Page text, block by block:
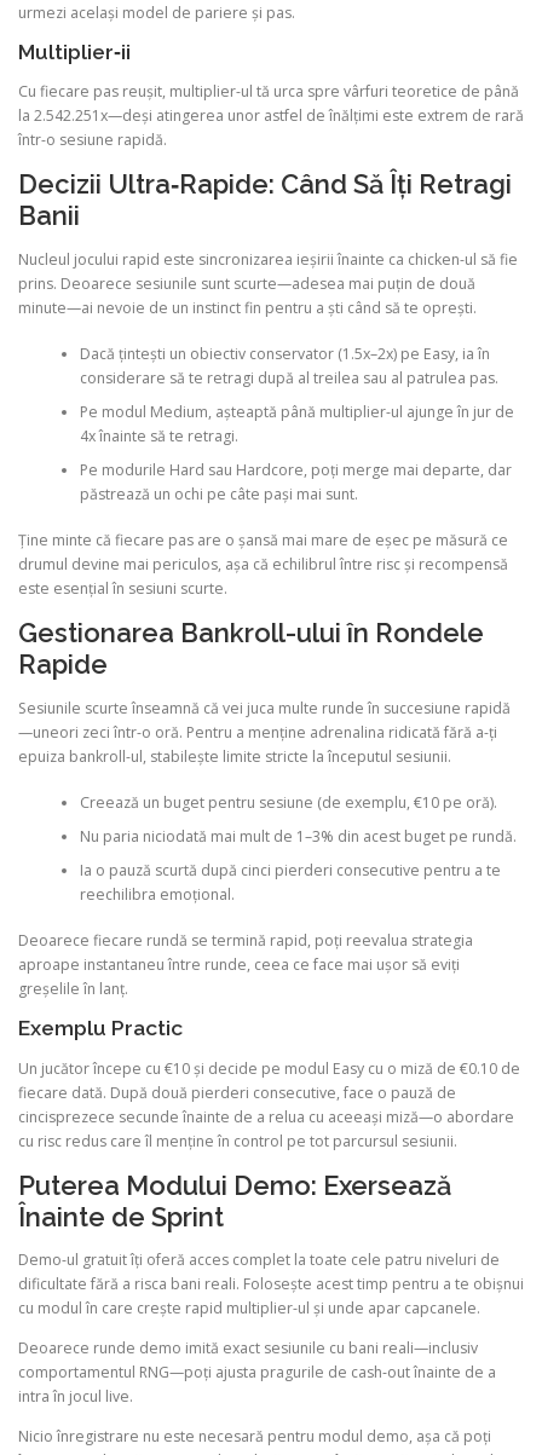
urmezi același model de pariere și pas.
Multiplier‑ii
Cu fiecare pas reușit, multiplier-ul tă urca spre vârfuri teoretice de până
la 2.542.251x—deși atingerea unor astfel de înălțimi este extrem de rară
într-o sesiune rapidă.
Decizii Ultra‑Rapide: Când Să Îți Retragi
Banii
Nucleul jocului rapid este sincronizarea ieșirii înainte ca chicken-ul să fie
prins. Deoarece sesiunile sunt scurte—adesea mai puțin de două
minute—ai nevoie de un instinct fin pentru a ști când să te oprești.
Dacă țintești un obiectiv conservator (1.5x–2x) pe Easy, ia în
considerare să te retragi după al treilea sau al patrulea pas.
Pe modul Medium, așteaptă până multiplier-ul ajunge în jur de
4x înainte să te retragi.
Pe modurile Hard sau Hardcore, poți merge mai departe, dar
păstrează un ochi pe câte pași mai sunt.
Ține minte că fiecare pas are o șansă mai mare de eșec pe măsură ce
drumul devine mai periculos, așa că echilibrul între risc și recompensă
este esențial în sesiuni scurte.
Gestionarea Bankroll-ului în Rondele
Rapide
Sesiunile scurte înseamnă că vei juca multe runde în succesiune rapidă
—uneori zeci într-o oră. Pentru a menține adrenalina ridicată fără a-ți
epuiza bankroll-ul, stabilește limite stricte la începutul sesiunii.
Creează un buget pentru sesiune (de exemplu, €10 pe oră).
Nu paria niciodată mai mult de 1–3% din acest buget pe rundă.
Ia o pauză scurtă după cinci pierderi consecutive pentru a te
reechilibra emoțional.
Deoarece fiecare rundă se termină rapid, poți reevalua strategia
aproape instantaneu între runde, ceea ce face mai ușor să eviți
greșelile în lanț.
Exemplu Practic
Un jucător începe cu €10 și decide pe modul Easy cu o miză de €0.10 de
fiecare dată. După două pierderi consecutive, face o pauză de
cincisprezece secunde înainte de a relua cu aceeași miză—o abordare
cu risc redus care îl menține în control pe tot parcursul sesiunii.
Puterea Modului Demo: Exersează
Înainte de Sprint
Demo-ul gratuit îți oferă acces complet la toate cele patru niveluri de
dificultate fără a risca bani reali. Folosește acest timp pentru a te obișnui
cu modul în care crește rapid multiplier-ul și unde apar capcanele.
Deoarece runde demo imită exact sesiunile cu bani reali—inclusiv
comportamentul RNG—poți ajusta pragurile de cash‑out înainte de a
intra în jocul live.
Nicio înregistrare nu este necesară pentru modul demo, așa că poți